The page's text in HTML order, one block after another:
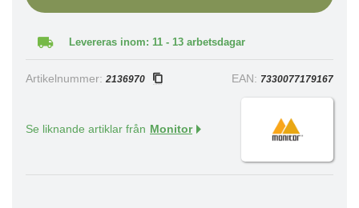
Levereras inom: 11 - 13 arbetsdagar
Artikelnummer: 2136970 EAN: 7330077179167
Se liknande artiklar från Monitor